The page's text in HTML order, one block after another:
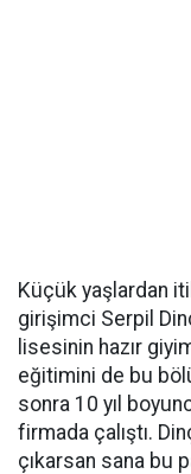
Küçük yaşlardan
girişimci Serpil
lisesinin hazır
eğitimini de bu
sonra 10 yıl
firmada çalıştı.
çıkarsan sana bu